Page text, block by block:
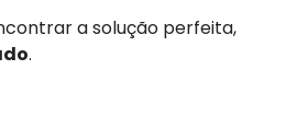
a solução perfeita,
.